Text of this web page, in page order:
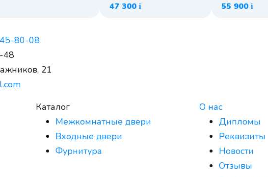
47 300 i
55 900 i
80-08
48
21
Каталог
Межкомнатные двери
Входные двери
Фурнитура
О нас
Дипломы
Реквизиты
Новости
Отзывы